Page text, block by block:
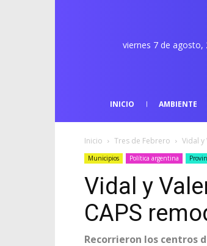
viernes 7 de agosto,
INICIO AMBIENTE
Inicio Tres de Febrero Vidal
Municipios Política argentina
Vidal y
CAPS
Recorrieron los centros